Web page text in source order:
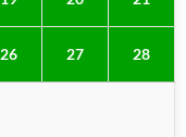
26 27 28